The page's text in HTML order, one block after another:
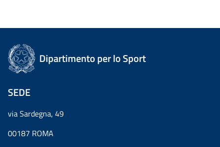
Dipartimento per lo Sport
SEDE
via Sardegna, 49
00187 ROMA